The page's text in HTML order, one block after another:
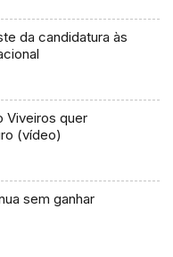
da candidatura às
Viveiros quer
(vídeo)
sem ganhar